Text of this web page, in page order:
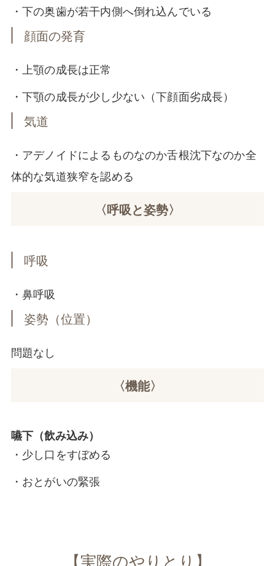
・下の奥歯が若干内側へ倒れ込んでいる
顔面の発育
・上顎の成長は正常
・下顎の成長が少し少ない（下顔面劣成長）
気道
・アデノイドによるものなのか舌根沈下なのか全
体的な気道狭窄を認める
〈呼吸と姿勢〉
呼吸
・鼻呼吸
姿勢（位置）
問題なし
〈機能〉
嚥下（飲み込み）
・少し口をすぼめる
・おとがいの緊張
【実際のやりとり】